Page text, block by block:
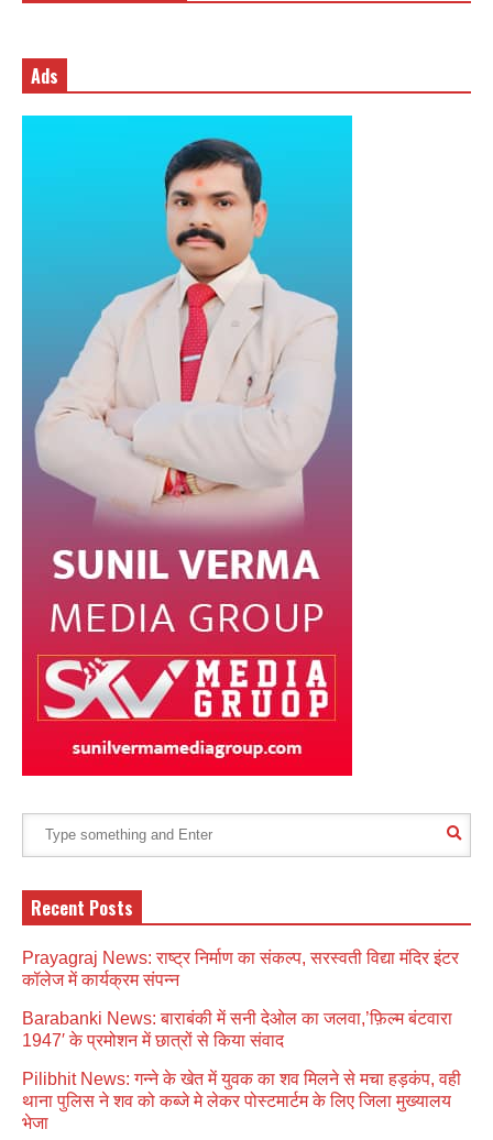
Ads
Recent Posts
Prayagraj News: राष्ट्र निर्माण का संकल्प, सरस्वती विद्या मंदिर इंटर
कॉलेज में कार्यक्रम संपन्न
Barabanki News: बाराबंकी में सनी देओल का जलवा,’फ़िल्म बंटवारा
1947′ के प्रमोशन में छात्रों से किया संवाद
Pilibhit News: गन्ने के खेत में युवक का शव मिलने से मचा हड़कंप, वही
थाना पुलिस ने शव को कब्जे मे लेकर पोस्टमार्टम के लिए जिला मुख्यालय
भेजा